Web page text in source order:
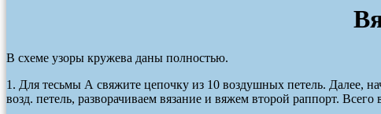
В схеме узоры кружева даны полностью.
1. Для тесьмы А свяжите цепочку из 10 воздушных петель. Далее,
возд. петель, разворачиваем вязание и вяжем второй раппорт.